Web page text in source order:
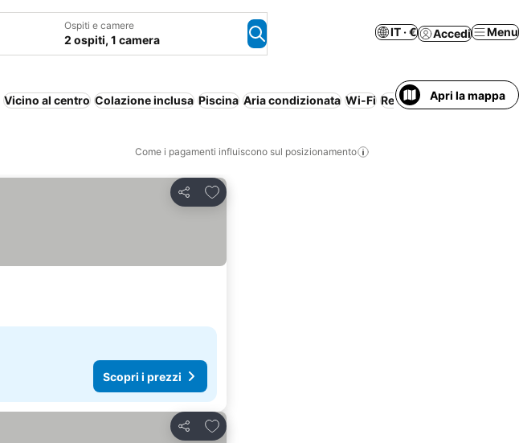
Ospiti e camere
2 ospiti, 1 camera
IT · € Accedi Menu
Vicino al centro Colazione inclusa Piscina Aria condizionata Wi-Fi Resort Aparthotel
Apri la mappa
Come i pagamenti influiscono sul posizionamento
Condividi
Aggiungi ai preferiti
Scopri i prezzi
Condividi
Aggiungi ai preferiti